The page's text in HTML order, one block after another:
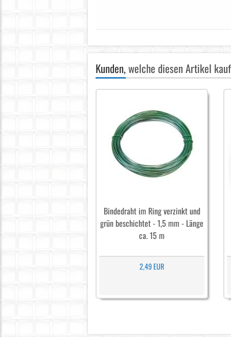
Kunden,welche diesen Artikel
Bindedraht im Ring verzinkt und
grün beschichtet - 1,5 mm - Länge
ca. 15 m
2,49 EUR